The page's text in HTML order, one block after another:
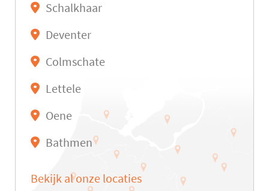
Schalkhaar
Deventer
Colmschate
Lettele
Oene
Bathmen
Bekijk al onze locaties